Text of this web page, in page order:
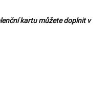
kartu můžete doplnit v